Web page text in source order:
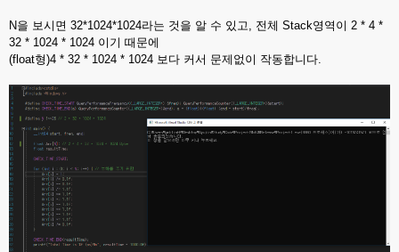
N을 보시면 32*1024*1024라는 것을 알 수 있고, 전체 Stack영역이 2 * 4 *
32 * 1024 * 1024 이기 때문에
(float형)4 * 32 * 1024 * 1024 보다 커서 문제없이 작동합니다.